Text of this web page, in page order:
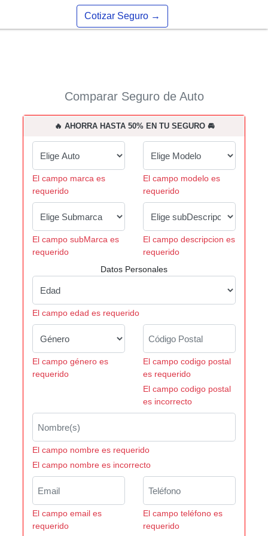
Cotizar Seguro →
Comparar Seguro de Auto
🔥 AHORRA HASTA 50% EN TU SEGURO 🚘
El campo marca es
requerido
El campo modelo es
requerido
El campo subMarca es
requerido
El campo descripcion es
requerido
Datos Personales
El campo edad es requerido
El campo género es
requerido
El campo codigo postal
es requerido
El campo codigo postal
es incorrecto
El campo nombre es requerido
El campo nombre es incorrecto
El campo email es
requerido
El campo teléfono es
requerido